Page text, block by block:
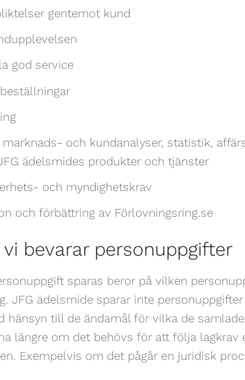
gentemot kund
god service
marknads- och kundanalyser, statistik,
ädelsmides produkter och tjänster
och myndighetskrav
och förbättring av Förlovningsring.se
vi bevarar personuppgifter
sparas beror på vilken
JFG ädelsmide sparar inte
hänsyn till de ändamål för vilka de
längre om det behövs för att följa lagkrav
Exempelvis om det pågår en juridisk